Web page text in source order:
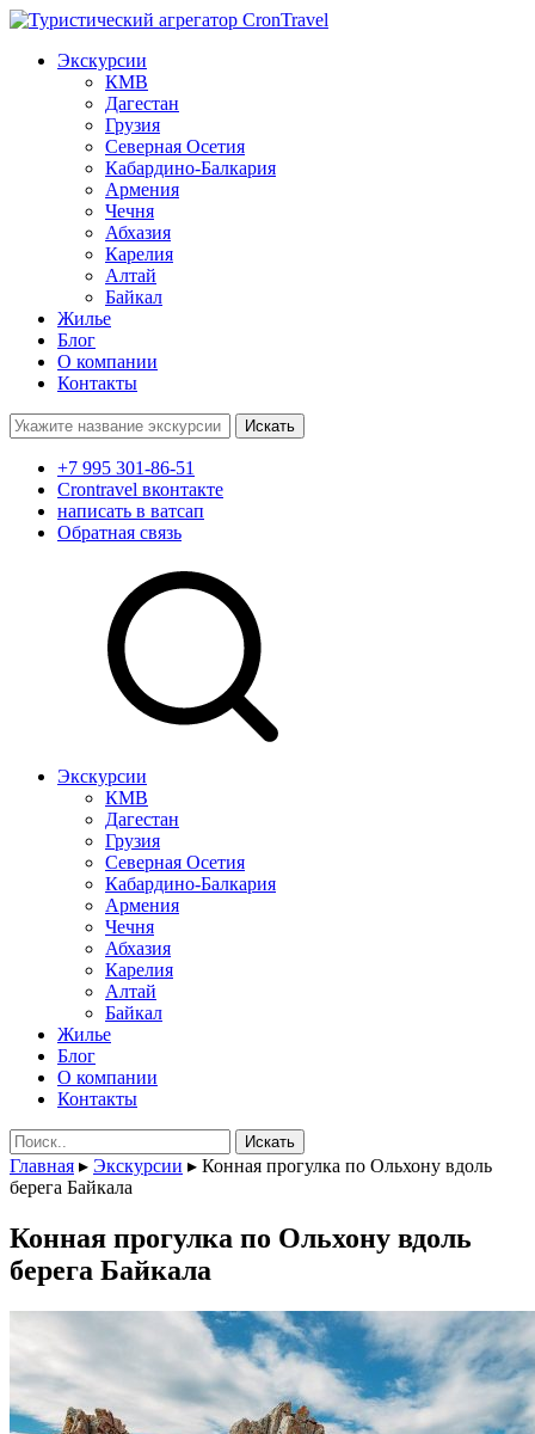
Экскурсии
КМВ
Дагестан
Грузия
Северная Осетия
Кабардино-Балкария
Армения
Чечня
Абхазия
Карелия
Алтай
Байкал
Жилье
Блог
О компании
Контакты
Поиск:
+7 995 301-86-51
Crontravel вконтакте
написать в ватсап
Обратная связь
Экскурсии
КМВ
Дагестан
Грузия
Северная Осетия
Кабардино-Балкария
Армения
Чечня
Абхазия
Карелия
Алтай
Байкал
Жилье
Блог
О компании
Контакты
Поиск:
Главная ▸ Экскурсии ▸ Конная прогулка по Ольхону вдоль
берега Байкала
Конная прогулка по Ольхону вдоль
берега Байкала